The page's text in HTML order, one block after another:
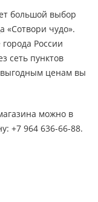
большой выбор
«Сотвори чудо».
России
сеть пунктов
ценам вы
можно в
+7 964 636-66-88.